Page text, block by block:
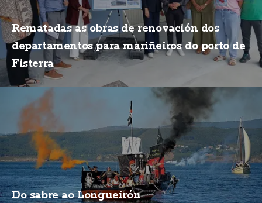
Rematadas as obras de renovación dos
departamentos para mariñeiros do porto de
Fisterra
Do sabre ao Longueirón